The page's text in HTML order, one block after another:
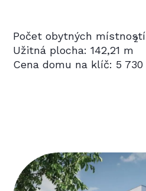
Počet obytných
Užitná plocha: 142,21 m
2
Cena domu na klíč: 5 730